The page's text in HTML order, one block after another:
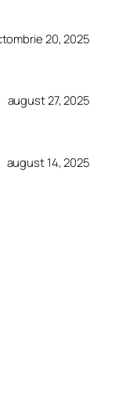
20, 2025
august 27, 2025
august 14, 2025